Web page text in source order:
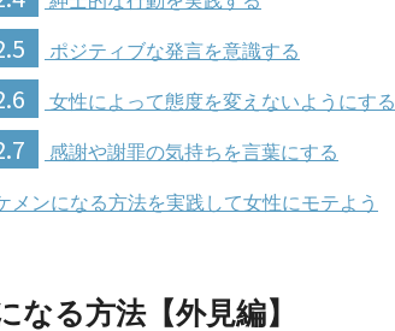
ポジティブな発言を意識する
女性によって態度を変えないようにする
感謝や謝罪の気持ちを言葉にする
メンになる方法を実践して女性にモテよう
なる方法【外見編】